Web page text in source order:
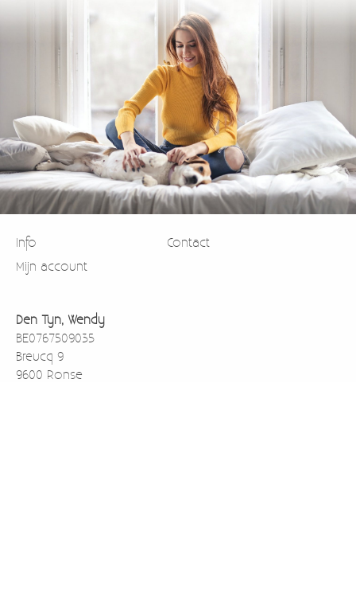
Info
Contact
Mijn account
Den Tyn, Wendy
BE0767509035
Breucq 9
9600 Ronse